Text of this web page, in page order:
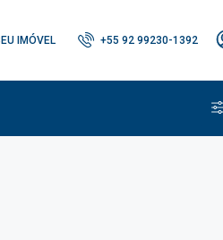
IMÓVEL +55 92 99230-1392